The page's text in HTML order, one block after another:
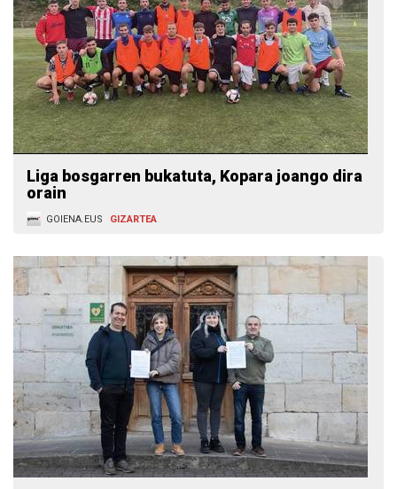
Liga bosgarren bukatuta, Kopara joango dira
orain
GOIENA.EUS GIZARTEA